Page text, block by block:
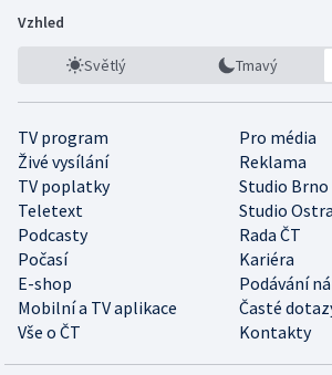
Vzhled
Světlý Tmavý
TV program
Pro média
Živé vysílání
Reklama
TV poplatky
Studio Brno
Teletext
Studio
Podcasty
Rada ČT
Počasí
Kariéra
E-shop
Podávání
Mobilní a TV aplikace
Časté
Vše o ČT
Kontakty